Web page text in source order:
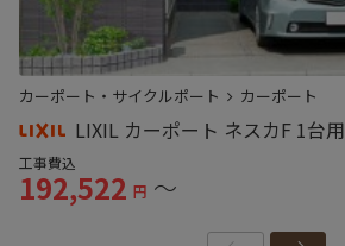
カーポート・サイクルポート カーポート
LIXIL カーポート ネスカF 1台用
工事費込
192,522 円 ～